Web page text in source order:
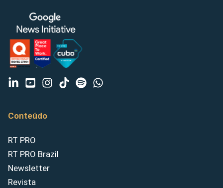
Conteúdo
RT PRO
RT PRO Brazil
Newsletter
Revista